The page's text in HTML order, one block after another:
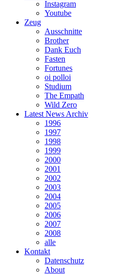
Instagram
Youtube
Zeug
Ausschnitte
Brother
Dank Euch
Fasten
Fortunes
oi polloi
Studium
The Empath
Wild Zero
Latest News Archiv
1996
1997
1998
1999
2000
2001
2002
2003
2004
2005
2006
2007
2008
alle
Kontakt
Datenschutz
About